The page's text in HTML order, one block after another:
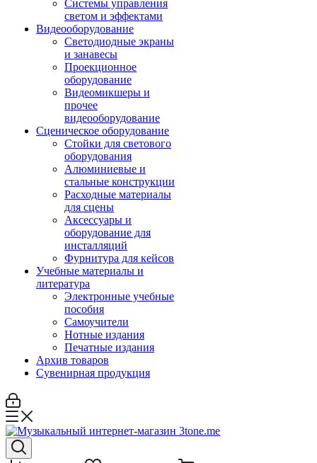
Системы управления
светом и эффектами
Видеооборудование
Светодиодные экраны
и занавесы
Проекционное
оборудование
Видеомикшеры и
прочее
видеооборудование
Сценическое оборудование
Стойки для светового
оборудования
Алюминиевые и
стальные конструкции
Расходные материалы
для сцены
Аксессуары и
оборудование для
инсталляций
Фурнитура для кейсов
Учебные материалы и
литература
Электронные учебные
пособия
Самоучители
Нотные издания
Печатные издания
Архив товаров
Сувенирная продукция